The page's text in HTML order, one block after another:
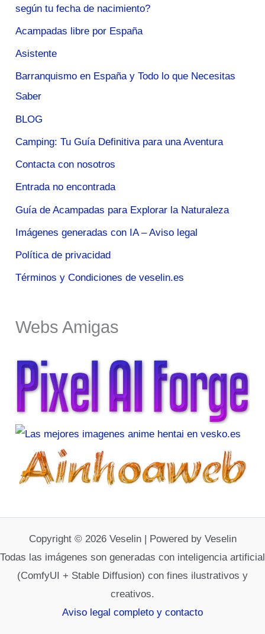
según tu fecha de nacimiento?
Acampadas libre por España
Asistente
Barranquismo en España y Todo lo que Necesitas
Saber
BLOG
Camping: Tu Guía Definitiva para una Aventura
Contacta con nosotros
Entrada no encontrada
Guía de Acampadas para Explorar la Naturaleza
Imágenes generadas con IA – Aviso legal
Política de privacidad
Términos y Condiciones de veselin.es
Webs Amigas
Copyright © 2026 Veselin | Powered by Veselin
Todas las imágenes son generadas con inteligencia artificial
(ComfyUI + Stable Diffusion) con fines ilustrativos y
creativos.
Aviso legal completo y contacto